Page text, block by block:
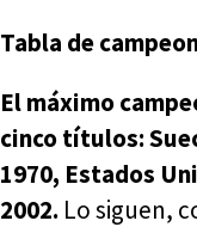
Tabla de
El máximo
cinco títulos:
1970, Estados
2002. Lo siguen,